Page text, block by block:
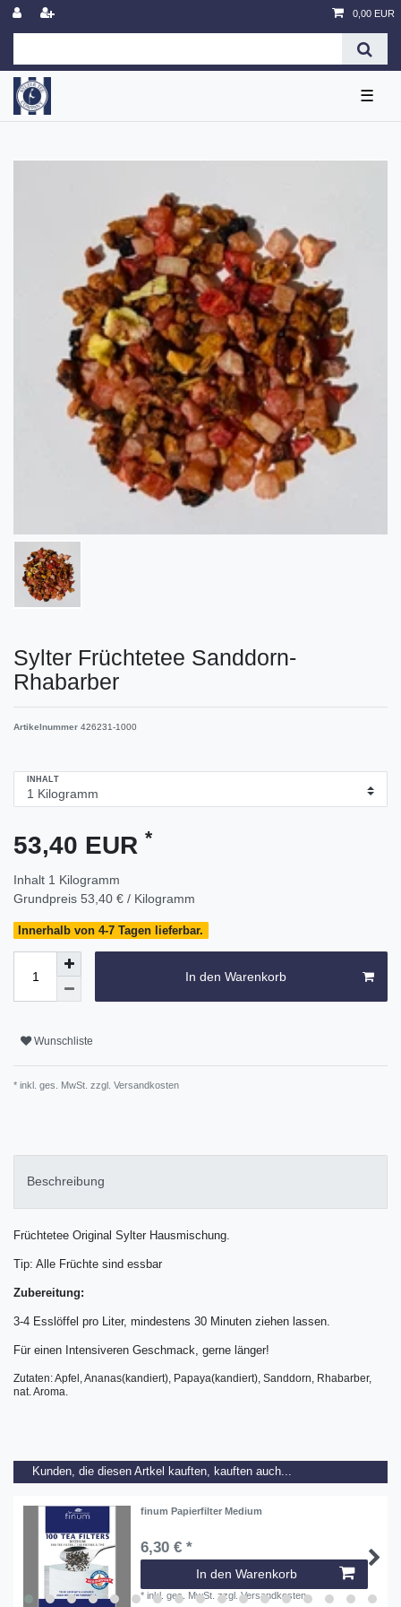
0,00 EUR
☰
Sylter Früchtetee Sanddorn-
Rhabarber
Artikelnummer 426231-1000
INHALT
53,40 EUR *
Inhalt 1 Kilogramm
Grundpreis 53,40 € / Kilogramm
Innerhalb von 4-7 Tagen lieferbar.
In den Warenkorb
Wunschliste
* inkl. ges. MwSt. zzgl. Versandkosten
Beschreibung
Früchtetee Original Sylter Hausmischung.
Tip: Alle Früchte sind essbar
Zubereitung:
3-4 Esslöffel pro Liter, mindestens 30 Minuten ziehen lassen.
Für einen Intensiveren Geschmack, gerne länger!
Zutaten: Apfel, Ananas(kandiert), Papaya(kandiert), Sanddorn, Rhabarber,
nat. Aroma.
Kunden, die diesen Artkel kauften, kauften auch...
finum Papierfilter Medium
6,30 € *
In den Warenkorb
*inkl. ges. MwSt. zzgl.Versandkosten